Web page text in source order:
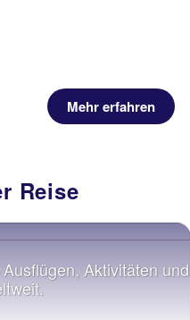
Mehr erfahren
Reise
Aktivitäten und